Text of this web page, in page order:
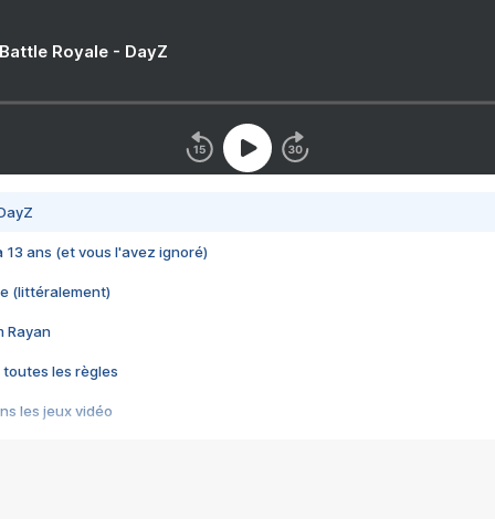
Royale - DayZ
13 ans (et vous l'avez ignoré)
(littéralement)
Rayan
toutes les règles
les jeux vidéo